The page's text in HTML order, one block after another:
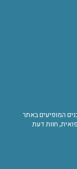
המופיעים באתר
חוות דעת